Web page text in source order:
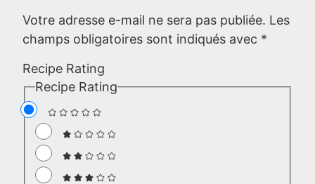
Votre adresse e-mail ne sera pas publiée. Les
champs obligatoires sont indiqués avec *
Recipe Rating
Recipe Rating